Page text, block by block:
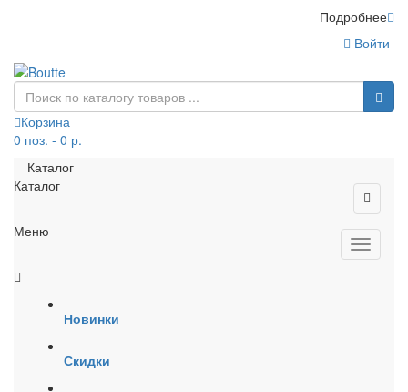
Подробнее
Войти
Корзина
0 поз. - 0 р.
Каталог
Каталог
Меню
Новинки
Скидки